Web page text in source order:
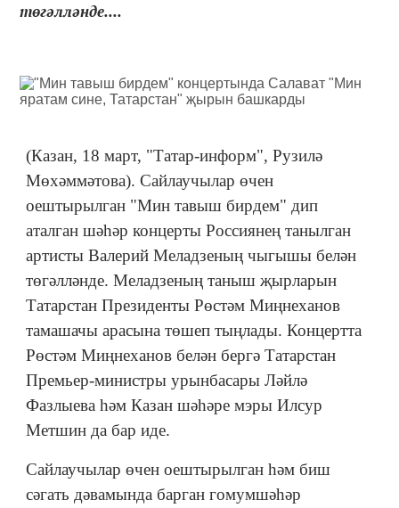
төгәлләнде....
(Казан, 18 март, "Татар-информ", Рузилә
Мөхәммәтова). Сайлаучылар өчен
оештырылган "Мин тавыш бирдем" дип
аталган шәһәр концерты Россиянең танылган
артисты Валерий Меладзеның чыгышы белән
төгәлләнде. Меладзеның таныш җырларын
Татарстан Президенты Рөстәм Миңнеханов
тамашачы арасына төшеп тыңлады. Концертта
Рөстәм Миңнеханов белән бергә Татарстан
Премьер-министры урынбасары Ләйлә
Фазлыева һәм Казан шәһәре мэры Илсур
Метшин да бар иде.
Сайлаучылар өчен оештырылган һәм биш
сәгать дәвамында барган гомумшәһәр